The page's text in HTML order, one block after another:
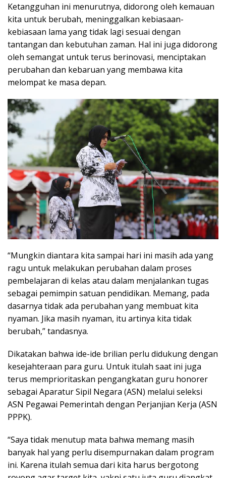
Ketangguhan ini menurutnya, didorong oleh kemauan
kita untuk berubah, meninggalkan kebiasaan-
kebiasaan lama yang tidak lagi sesuai dengan
tantangan dan kebutuhan zaman. Hal ini juga didorong
oleh semangat untuk terus berinovasi, menciptakan
perubahan dan kebaruan yang membawa kita
melompat ke masa depan.
“Mungkin diantara kita sampai hari ini masih ada yang
ragu untuk melakukan perubahan dalam proses
pembelajaran di kelas atau dalam menjalankan tugas
sebagai pemimpin satuan pendidikan. Memang, pada
dasarnya tidak ada perubahan yang membuat kita
nyaman. Jika masih nyaman, itu artinya kita tidak
berubah,” tandasnya.
Dikatakan bahwa ide-ide brilian perlu didukung dengan
kesejahteraan para guru. Untuk itulah saat ini juga
terus memprioritaskan pengangkatan guru honorer
sebagai Aparatur Sipil Negara (ASN) melalui seleksi
ASN Pegawai Pemerintah dengan Perjanjian Kerja (ASN
PPPK).
“Saya tidak menutup mata bahwa memang masih
banyak hal yang perlu disempurnakan dalam program
ini. Karena itulah semua dari kita harus bergotong